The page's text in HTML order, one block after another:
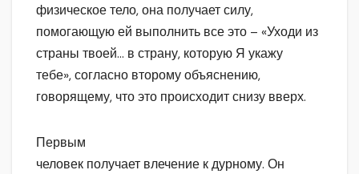
физическое тело, она получает силу,
помогающую ей выполнить все это – «Уходи из
страны твоей… в страну, которую Я укажу
тебе», согласно второму объяснению,
говорящему, что это происходит снизу вверх.
Первым
человек получает влечение к дурному. Он